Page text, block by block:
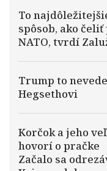
To
spôsob, ako
NATO, tvrdí
Trump to
Hegsethovi
Korčok a jeho
hovorí o pračke
Začalo sa